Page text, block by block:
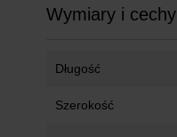
Wymiary i cechy
Długość
Szerokość